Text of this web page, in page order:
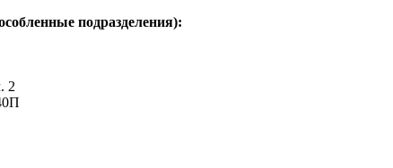
подразделения):
2